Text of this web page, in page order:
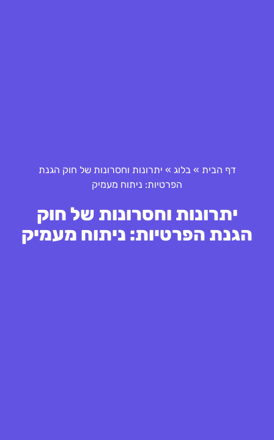
דף הבית »בלוג » יתרונות וחסרונות של חוק הגנת
הפרטיות: ניתוח מעמיק
יתרונות וחסרונות של חוק
הגנת הפרטיות: ניתוח מעמיק